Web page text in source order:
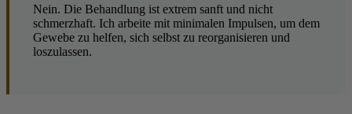
Nein. Die Behandlung ist extrem sanft und nicht
schmerzhaft. Ich arbeite mit minimalen Impulsen, um dem
Gewebe zu helfen, sich selbst zu reorganisieren und
loszulassen.